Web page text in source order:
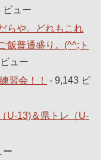
ビュー
らや。どれもこれ
飯普通盛り。(^^;ト
ュー
習会！！
- 9,143 ビ
U-13)＆県トレ（U-
ー